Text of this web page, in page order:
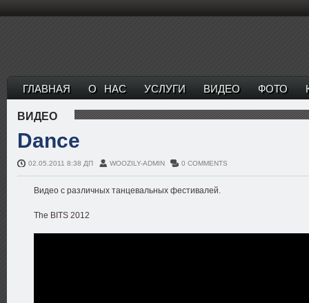
ГЛАВНАЯ О НАС УСЛУГИ ВИДЕО ФОТО
ВИДЕО
Dance
02.05.2011 8:38 ДП WOOZILY-ADMIN 0 COMMENTS
Видео с различных танцевальных фестивалей.
The BITS 2012